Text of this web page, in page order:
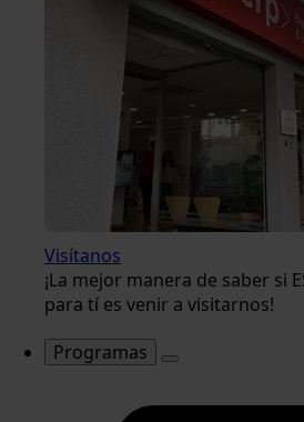
Visítanos
¡La mejor manera de saber si
para tí es venir a visitarnos!
Programas